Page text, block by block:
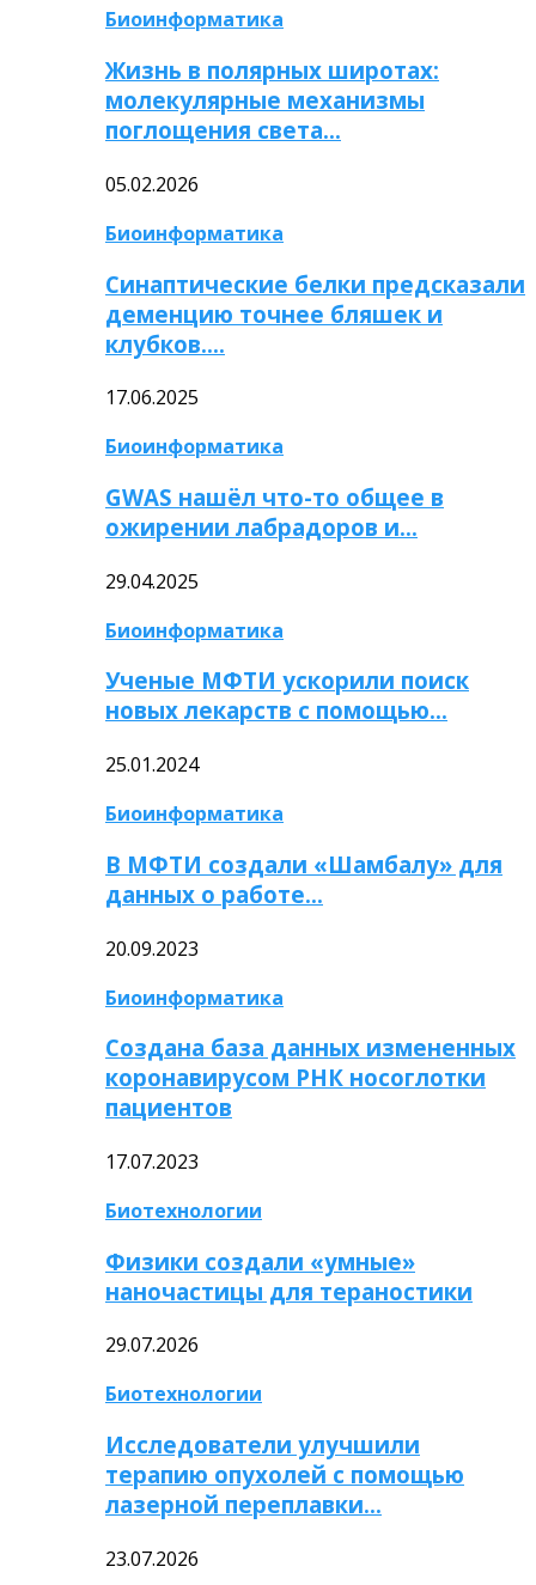
Биоинформатика
Жизнь в полярных широтах:
молекулярные механизмы
поглощения света…
05.02.2026
Биоинформатика
Синаптические белки предсказали
деменцию точнее бляшек и
клубков….
17.06.2025
Биоинформатика
GWAS нашёл что-то общее в
ожирении лабрадоров и…
29.04.2025
Биоинформатика
Ученые МФТИ ускорили поиск
новых лекарств с помощью…
25.01.2024
Биоинформатика
В МФТИ создали «Шамбалу» для
данных о работе…
20.09.2023
Биоинформатика
Создана база данных измененных
коронавирусом РНК носоглотки
пациентов
17.07.2023
Биотехнологии
Физики создали «умные»
наночастицы для тераностики
29.07.2026
Биотехнологии
Исследователи улучшили
терапию опухолей с помощью
лазерной переплавки…
23.07.2026